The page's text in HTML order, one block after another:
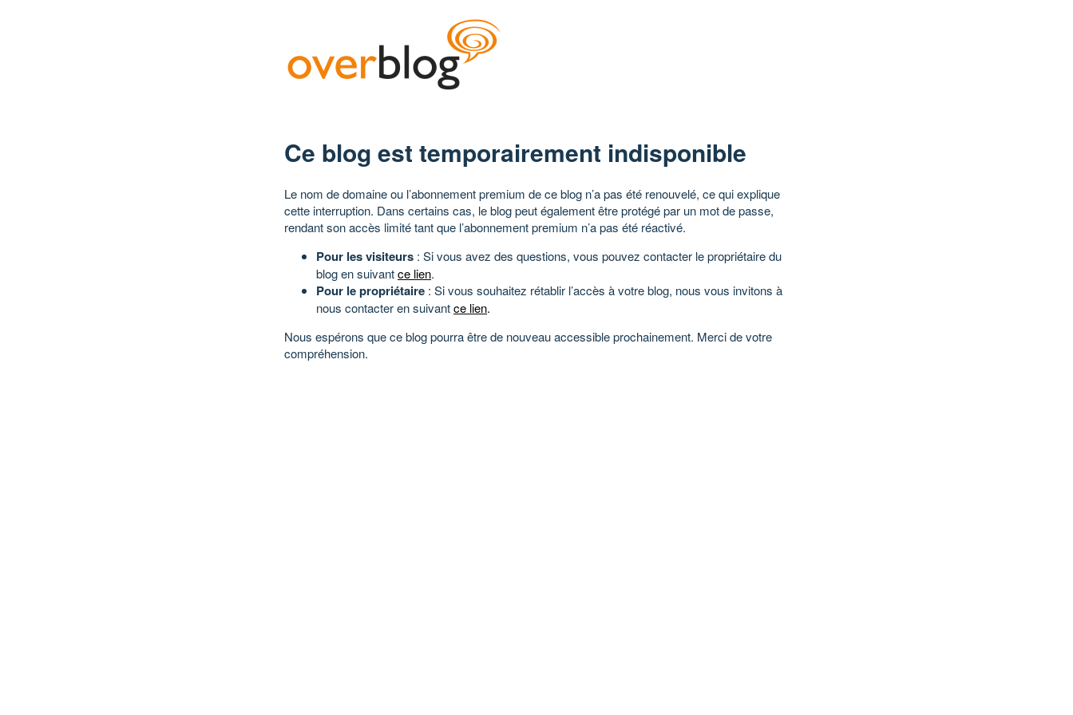
Ce blog est temporairement indisponible
Le nom de domaine ou l’abonnement premium de ce blog n’a pas été renouvelé, ce qui explique
cette interruption. Dans certains cas, le blog peut également être protégé par un mot de passe,
rendant son accès limité tant que l’abonnement premium n’a pas été réactivé.
Pour les visiteurs : Si vous avez des questions, vous pouvez contacter le propriétaire du
blog en suivantce lien.
Pour le propriétaire : Si vous souhaitez rétablir l’accès à votre blog, nous vous invitons à
nous contacter en suivantce lien.
Nous espérons que ce blog pourra être de nouveau accessible prochainement. Merci de votre
compréhension.